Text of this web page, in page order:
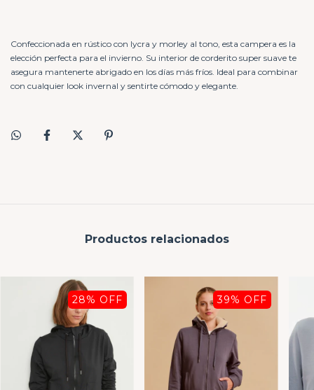
Confeccionada en rústico con lycra y morley al tono, esta campera es la
elección perfecta para el invierno. Su interior de corderito super suave te
asegura mantenerte abrigado en los días más fríos. Ideal para combinar
con cualquier look invernal y sentirte cómodo y elegante.
Productos relacionados
28% OFF 39% OFF